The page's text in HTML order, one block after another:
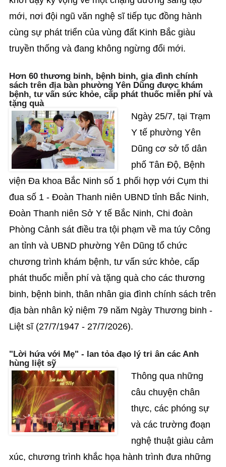
mới, nơi đội ngũ văn nghệ sĩ tiếp tục đồng hành
cùng sự phát triển của vùng đất Kinh Bắc giàu
truyền thống và đang không ngừng đổi mới.
Hơn 60 thương binh, bệnh binh, gia đình chính
sách trên địa bàn phường Yên Dũng được khám
bệnh, tư vấn sức khỏe, cấp phát thuốc miễn phí và
tặng quà
Ngày 25/7, tại Trạm
Y tế phường Yên
Dũng cơ sở tổ dân
phố Tân Độ, Bệnh
viện Đa khoa Bắc Ninh số 1 phối hợp với Cụm thi
đua số 1 - Đoàn Thanh niên UBND tỉnh Bắc Ninh,
Đoàn Thanh niên Sở Y tế Bắc Ninh, Chi đoàn
Phòng Cảnh sát điều tra tội phạm về ma túy Công
an tỉnh và UBND phường Yên Dũng tổ chức
chương trình khám bệnh, tư vấn sức khỏe, cấp
phát thuốc miễn phí và tặng quà cho các thương
binh, bệnh binh, thân nhân gia đình chính sách trên
địa bàn nhân kỷ niệm 79 năm Ngày Thương binh -
Liệt sĩ (27/7/1947 - 27/7/2026).
"Lời hứa với Mẹ" - lan tỏa đạo lý tri ân các Anh
hùng liệt sỹ
Thông qua những
câu chuyện chân
thực, các phóng sự
và các trường đoạn
nghệ thuật giàu cảm
xúc, chương trình khắc họa hành trình đưa những